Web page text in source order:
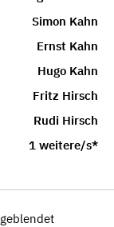
Simon Kahn
Ernst Kahn
Hugo Kahn
Fritz Hirsch
Rudi Hirsch
1 weitere/s*